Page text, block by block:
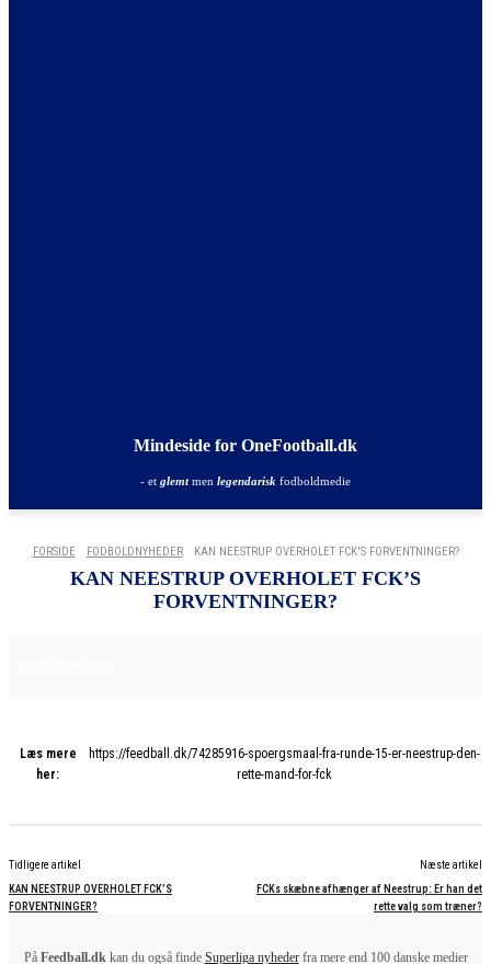
Mindeside for OneFootball.dk
- et glemtmen legendarisk fodboldmedie
FORSIDE FODBOLDNYHEDER KAN NEESTRUP OVERHOLET FCK'S FORVENTNINGER?
KAN NEESTRUP OVERHOLET FCK’S
FORVENTNINGER?
Læs mere
her:
https://feedball.dk/74285916-spoergsmaal-fra-runde-15-er-neestrup-den-
rette-mand-for-fck
Tidligere artikel
KAN NEESTRUP OVERHOLET FCK’S
FORVENTNINGER?
Næste artikel
FCKs skæbne afhænger af Neestrup: Er han det
rette valg som træner?
På Feedball.dkkan du også finde Superliga nyhederfra mere end 100 danske medier